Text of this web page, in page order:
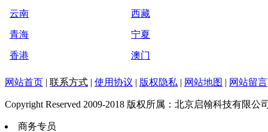
云南 西藏
青海 宁夏
香港 澳门
网站首页 | 联系方式 | 使用协议 | 版权隐私 | 网站地图 | 网站留言
Copyright Reserved 2009-2018 版权所属：北京启翰科技有限公
商务专员